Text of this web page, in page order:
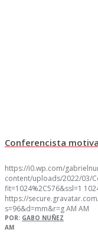
Conferencista
https://i0.wp.com/
content/uploads/2022/03/
fit=1024%2C576&ssl=1
https://
s=96&d=mm&r=gAM AM
POR: GABO NUÑEZ
AM